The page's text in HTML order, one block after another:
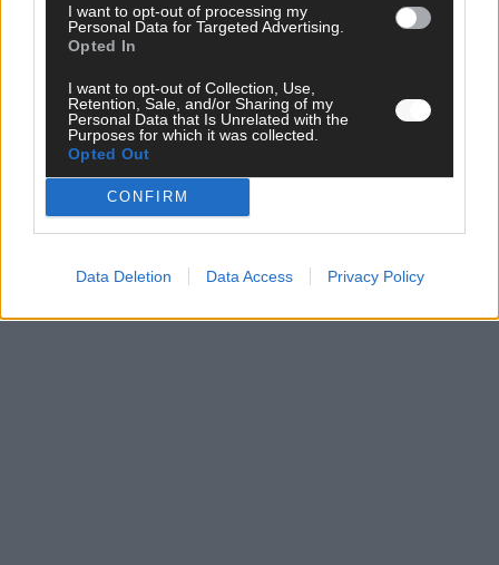
I want to opt-out of processing my
Personal Data for Targeted Advertising.
Opted In
I want to opt-out of Collection, Use,
Retention, Sale, and/or Sharing of my
Personal Data that Is Unrelated with the
Purposes for which it was collected.
Opted Out
CONFIRM
Data Deletion Data Access Privacy Policy
KOMMENTAR
Wer zahlt, steht im Finale – ist das beim ESC wirklich fair?
Eurovision Song Contest 2026: Das erste Halbfinale – der
Abend in Bildern
Mai 2026